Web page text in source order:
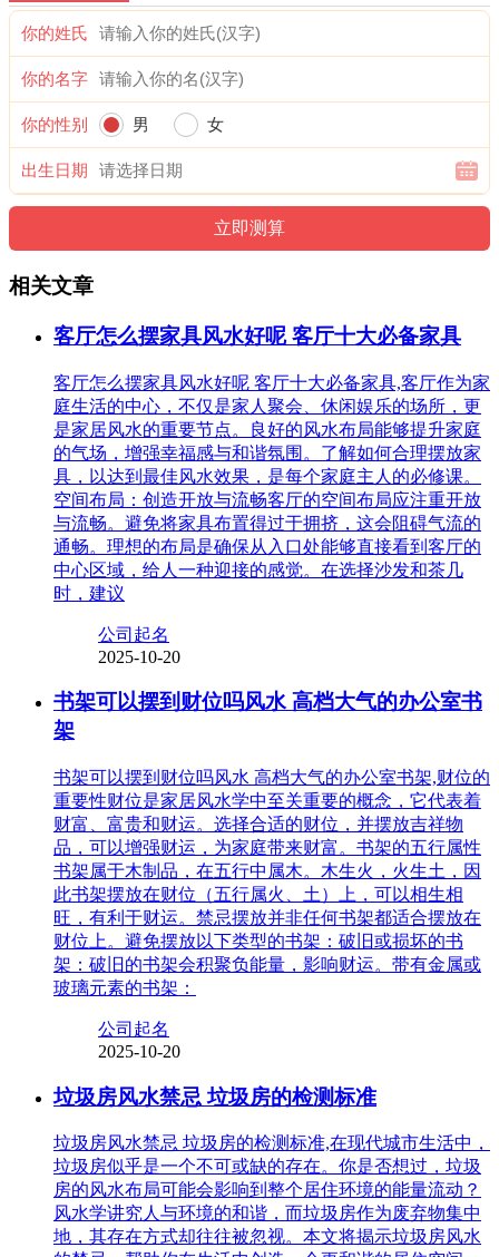
你的姓氏
你的名字
你的性别 男 女
出生日期
相关文章
客厅怎么摆家具风水好呢 客厅十大必备家具
客厅怎么摆家具风水好呢 客厅十大必备家具,客厅作为家
庭生活的中心，不仅是家人聚会、休闲娱乐的场所，更
是家居风水的重要节点。良好的风水布局能够提升家庭
的气场，增强幸福感与和谐氛围。了解如何合理摆放家
具，以达到最佳风水效果，是每个家庭主人的必修课。
空间布局：创造开放与流畅客厅的空间布局应注重开放
与流畅。避免将家具布置得过于拥挤，这会阻碍气流的
通畅。理想的布局是确保从入口处能够直接看到客厅的
中心区域，给人一种迎接的感觉。在选择沙发和茶几
时，建议
公司起名
2025-10-20
书架可以摆到财位吗风水 高档大气的办公室书
架
书架可以摆到财位吗风水 高档大气的办公室书架,财位的
重要性财位是家居风水学中至关重要的概念，它代表着
财富、富贵和财运。选择合适的财位，并摆放吉祥物
品，可以增强财运，为家庭带来财富。书架的五行属性
书架属于木制品，在五行中属木。木生火，火生土，因
此书架摆放在财位（五行属火、土）上，可以相生相
旺，有利于财运。禁忌摆放并非任何书架都适合摆放在
财位上。避免摆放以下类型的书架：破旧或损坏的书
架：破旧的书架会积聚负能量，影响财运。带有金属或
玻璃元素的书架：
公司起名
2025-10-20
垃圾房风水禁忌 垃圾房的检测标准
垃圾房风水禁忌 垃圾房的检测标准,在现代城市生活中，
垃圾房似乎是一个不可或缺的存在。你是否想过，垃圾
房的风水布局可能会影响到整个居住环境的能量流动？
风水学讲究人与环境的和谐，而垃圾房作为废弃物集中
地，其存在方式却往往被忽视。本文将揭示垃圾房风水